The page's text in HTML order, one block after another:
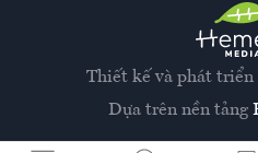
Thiết kế và phát triển
Dựa trên nền tảng